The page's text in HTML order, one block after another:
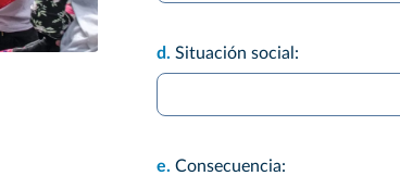
d. Situación social:
e. Consecuencia: